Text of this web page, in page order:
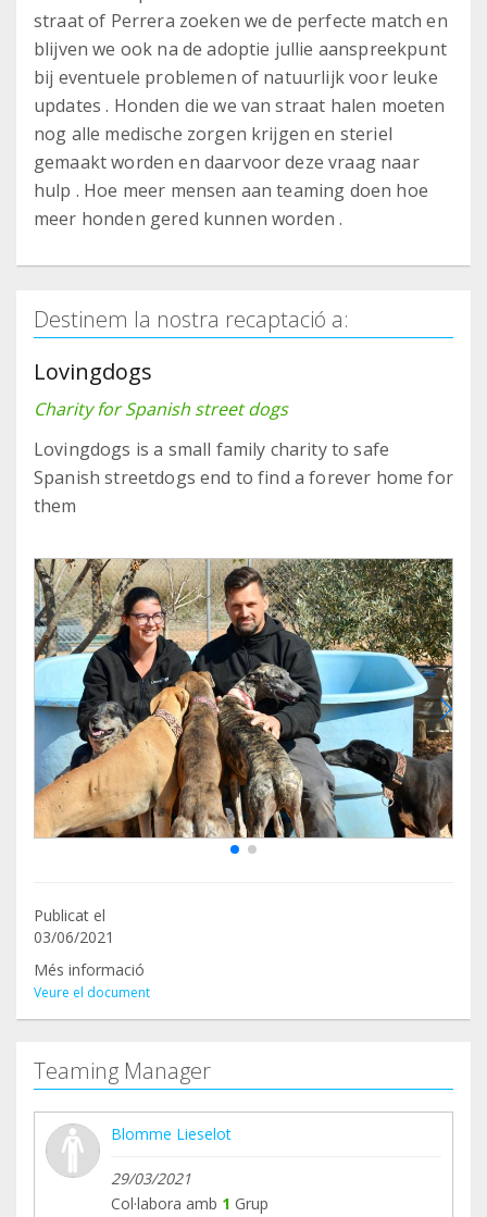
straat of Perrera zoeken we de perfecte match en
blijven we ook na de adoptie jullie aanspreekpunt
bij eventuele problemen of natuurlijk voor leuke
updates . Honden die we van straat halen moeten
nog alle medische zorgen krijgen en steriel
gemaakt worden en daarvoor deze vraag naar
hulp . Hoe meer mensen aan teaming doen hoe
meer honden gered kunnen worden .
Destinem la nostra recaptació a:
Lovingdogs
Charity for Spanish street dogs
Lovingdogs is a small family charity to safe
Spanish streetdogs end to find a forever home for
them
Publicat el
03/06/2021
Més informació
Veure el document
Teaming Manager
Blomme Lieselot
29/03/2021
Col·labora amb 1 Grup